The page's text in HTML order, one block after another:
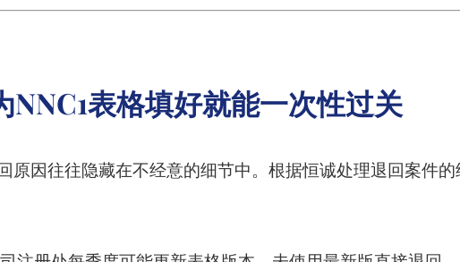
NNC1表格填好就能一次性过关
原因往往隐藏在不经意的细节中。根据恒诚处理退回案件